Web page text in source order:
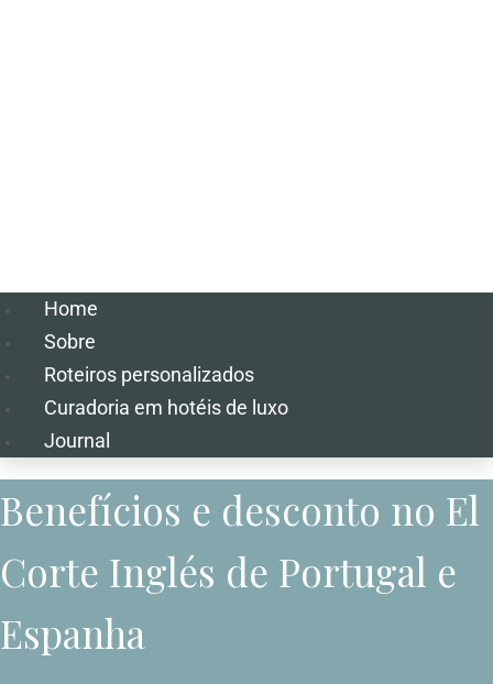
Home
Sobre
Roteiros personalizados
Curadoria em hotéis de luxo
Journal
Benefícios e desconto no El
Corte Inglés de Portugal e
Espanha